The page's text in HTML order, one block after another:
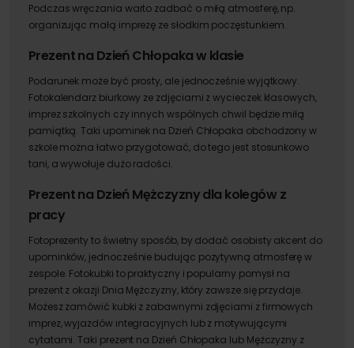
Podczas wręczania warto zadbać o miłą atmosferę, np.
organizując małą imprezę ze słodkim poczęstunkiem.
Prezent na Dzień Chłopaka w klasie
Podarunek może być prosty, ale jednocześnie wyjątkowy.
Fotokalendarz biurkowy ze zdjęciami z wycieczek klasowych,
imprez szkolnych czy innych wspólnych chwil będzie miłą
pamiątką. Taki upominek na Dzień Chłopaka obchodzony w
szkole można łatwo przygotować, do tego jest stosunkowo
tani, a wywołuje dużo radości.
Prezent na Dzień Mężczyzny dla kolegów z
pracy
Fotoprezenty to świetny sposób, by dodać osobisty akcent do
upominków, jednocześnie budując pozytywną atmosferę w
zespole. Fotokubki to praktyczny i popularny pomysł na
prezent z okazji Dnia Mężczyzny, który zawsze się przydaje.
Możesz zamówić kubki z zabawnymi zdjęciami z firmowych
imprez, wyjazdów integracyjnych lub z motywującymi
cytatami. Taki prezent na Dzień Chłopaka lub Mężczyzny z